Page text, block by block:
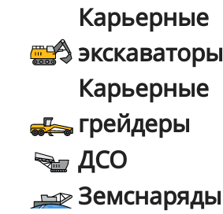
Карьерные
экскаваторы
Карьерные
грейдеры
ДСО
Земснаряды